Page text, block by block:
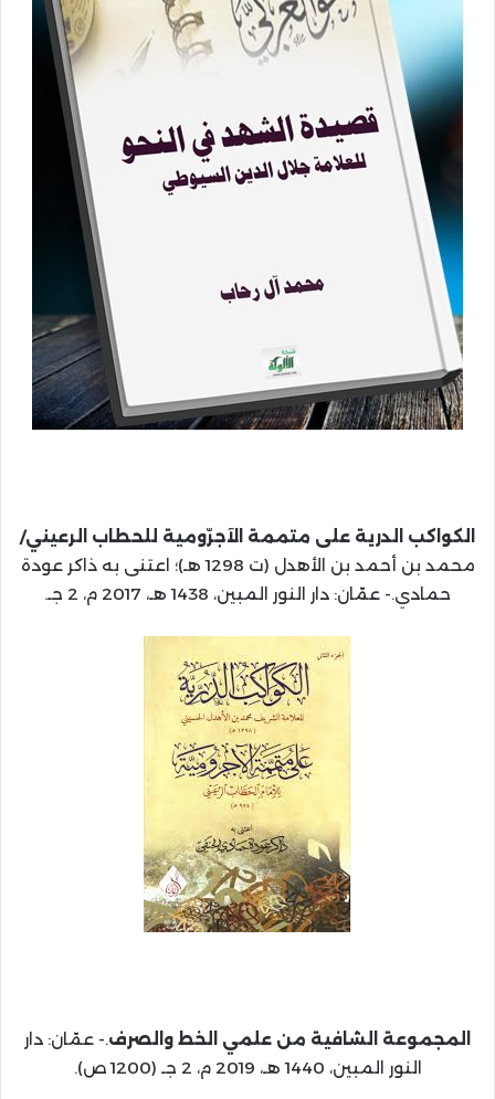
الكواكب الدرية على متممة الآجرّومية للحطاب الرعيني/
محمد بن أحمد بن الأهدل (ت 1298 هـ)؛ اعتنى به ذاكر عودة
حمادي.- عمّان: دار النور المبين، 1438 هـ، 2017 م، 2 جـ.
المجموعة الشافية من علمي الخط والصرف.- عمّان: دار
النور المبين، 1440 هـ، 2019 م، 2 جـ (1200 ص).